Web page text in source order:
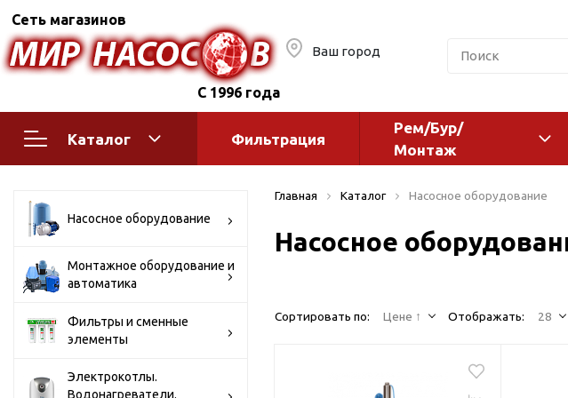
Сеть магазинов
С 1996 года
Ваш город
Каталог
Поверхностные насосы
Бытовые
Горизонтальные
многоступенчатые
многоступенчатые
моноблочные
Полив
водоснабжения
Оголовки и адаптеры
Фильтрация
Рем/Бур/
Монтаж
Насосное оборудование
Монтажное оборудование и
автоматика
Фильтры и сменные
элементы
Электрокотлы.
Водонагреватели.
Главная Каталог Насосное оборудование
Насосное
Сортировать по: Цене ↑ Отображать: 28